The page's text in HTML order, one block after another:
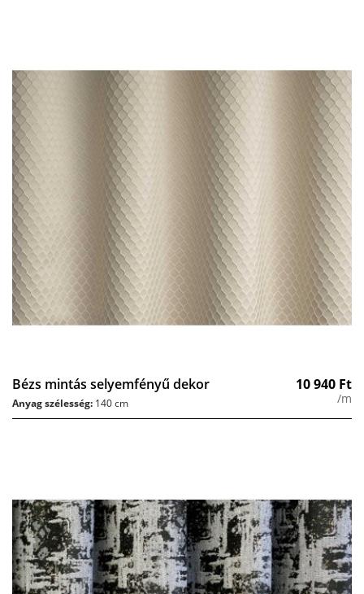
Bézs mintás selyemfényű dekor 10 940 Ft
/m
Anyag szélesség: 140 cm